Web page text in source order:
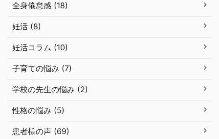
全身倦怠感 (18)
妊活 (8)
妊活コラム (10)
子育ての悩み (7)
学校の先生の悩み (2)
性格の悩み (5)
患者様の声 (69)